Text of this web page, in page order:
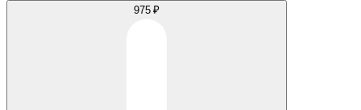
975 ₽